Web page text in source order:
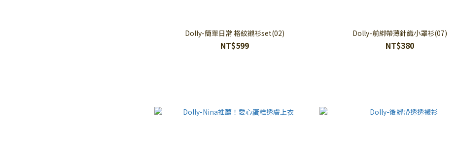
Dolly-簡單日常 格紋襯衫set(02)
NT$599
Dolly-前綁帶薄針織小罩衫(07)
NT$380